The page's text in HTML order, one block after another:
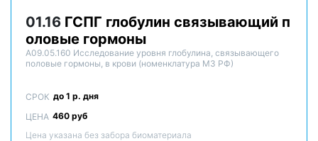
01.16 ГСПГ глобулин связывающий п
оловые гормоны
A09.05.160 Исследование уровня глобулина, связывающего
половые гормоны, в крови (номенклатура МЗ РФ)
СРОК до 1 р. дня
ЦЕНА 460 руб
Цена указана без забора биоматериала